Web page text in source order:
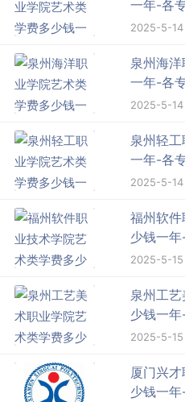
一年-各
2025-5-14
泉州海
一年-各
2025-5-14
泉州轻
一年-各
2025-5-14
福州软
少钱一
2025-5-15
泉州工
少钱一
2025-5-15
厦门兴
少钱一